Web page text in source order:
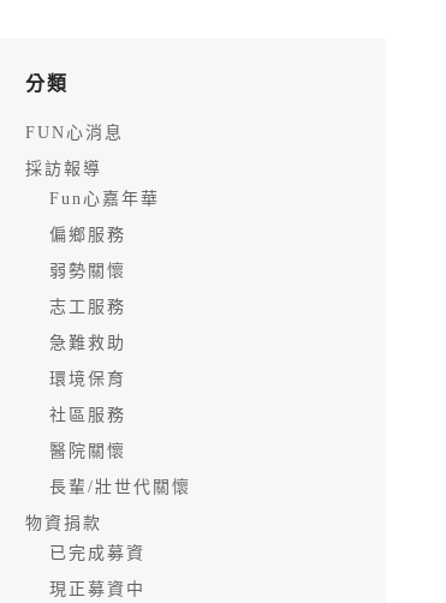
分類
FUN心消息
採訪報導
Fun心嘉年華
偏鄉服務
弱勢關懷
志工服務
急難救助
環境保育
社區服務
醫院關懷
長輩/壯世代關懷
物資捐款
已完成募資
現正募資中